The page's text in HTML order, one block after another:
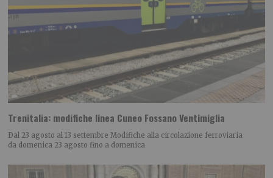
Trenitalia: modifiche linea Cuneo Fossano Ventimiglia
Dal 23 agosto al 13 settembre Modifiche alla circolazione ferroviaria
da domenica 23 agosto fino a domenica